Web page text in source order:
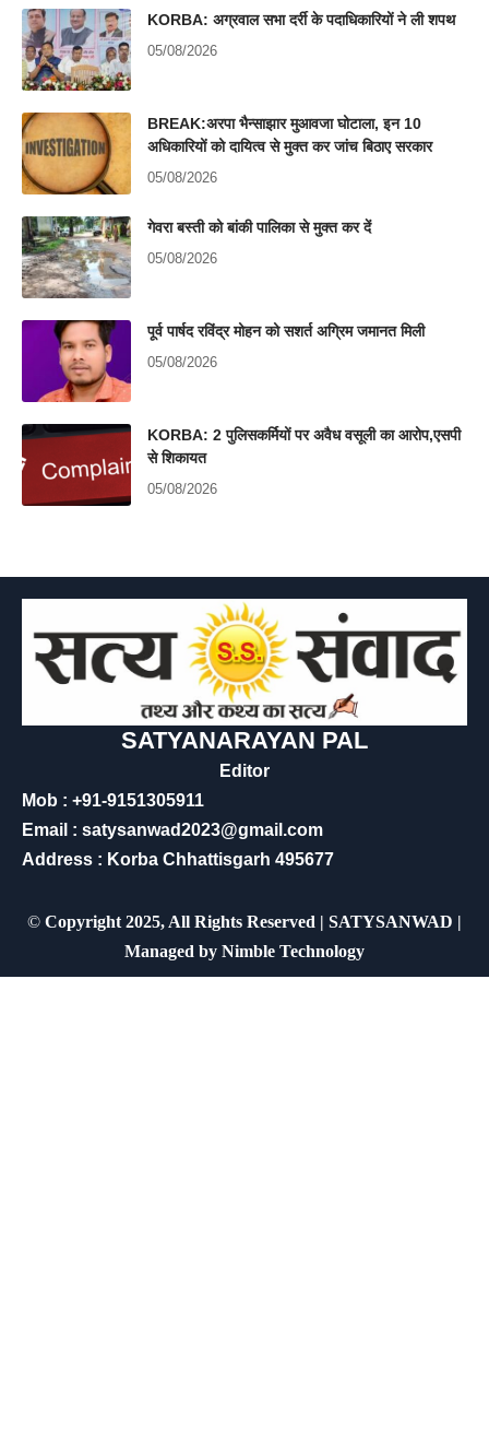
KORBA: अग्रवाल सभा दर्री के पदाधिकारियों ने ली शपथ
05/08/2026
BREAK:अरपा भैन्साझार मुआवजा घोटाला, इन 10
अधिकारियों को दायित्व से मुक्त कर जांच बिठाए सरकार
05/08/2026
गेवरा बस्ती को बांकी पालिका से मुक्त कर दें
05/08/2026
पूर्व पार्षद रविंद्र मोहन को सशर्त अग्रिम जमानत मिली
05/08/2026
KORBA: 2 पुलिसकर्मियों पर अवैध वसूली का आरोप,एसपी
से शिकायत
05/08/2026
SATYANARAYAN PAL
Editor
Mob : +91-9151305911
Email : satysanwad2023@gmail.com
Address : Korba Chhattisgarh 495677
© Copyright 2025, All Rights Reserved | SATYSANWAD |
Managed by Nimble Technology